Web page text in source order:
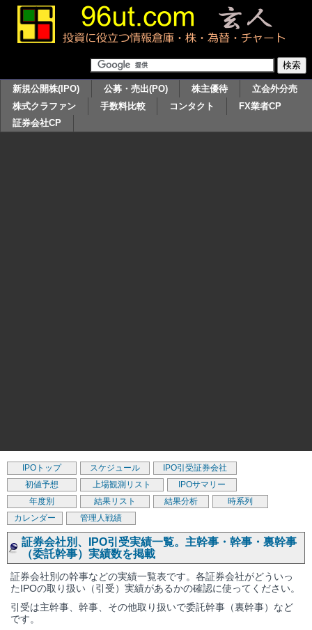
新規公開株(IPO) 公募・売出(PO) 株主優待
立会外分売
株式クラファン
手数料比較 コンタクト
FX業者CP
証券会社CP
IPOトップ スケジュール
IPO引受証券会社
初値予想
上場観測リスト
IPOサマリー
年度別
結果リスト 結果分析
時系列
カレンダー
管理人戦績
証券会社別、IPO引受実績一覧。主幹事・幹事・裏幹事
（委託幹事）実績数を掲載
証券会社別の幹事などの実績一覧表です。各証券会社がどういっ
たIPOの取り扱い（引受）実績があるかの確認に使ってください。
引受は主幹事、幹事、その他取り扱いで委託幹事（裏幹事）など
です。